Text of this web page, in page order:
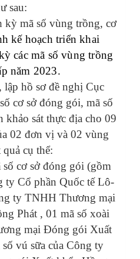
sau:
kỳ mã số vùng trồng, cơ
kế hoạch triển khai
các mã số vùng trồng
năm 2023.
lập hồ sơ đề nghị Cục
cơ sở đóng gói, mã số
khảo sát thực địa cho 09
02 đơn vị và 02 vùng
cụ thể:
cơ sở đóng gói (gồm
ty Cổ phần Quốc tế Lô-
ty TNHH Thương mại
Phát , 01 mã số xoài
mại Đóng gói Xuất
vú sữa của Công ty